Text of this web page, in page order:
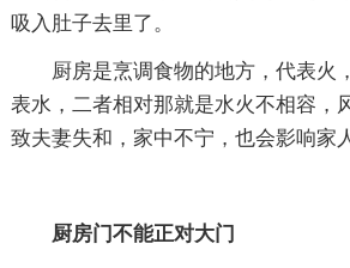
吸入肚子去里了。
厨房是烹调食物的地方，代表火
表水，二者相对那就是水火不相容，
致夫妻失和，家中不宁，也会影响家
厨房门不能正对大门